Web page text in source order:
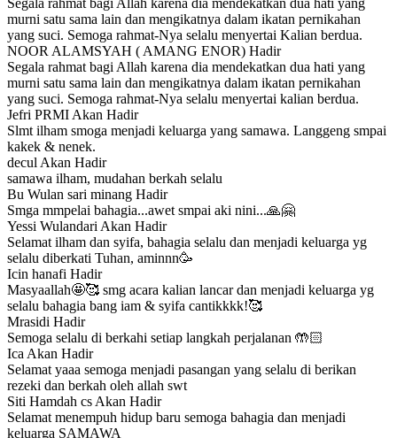
murni satu sama lain dan mengikatnya dalam ikatan pernikahan
yang suci. Semoga rahmat-Nya selalu menyertai Kalian berdua.
NOOR ALAMSYAH ( AMANG ENOR) Hadir
Segala rahmat bagi Allah karena dia mendekatkan dua hati yang
murni satu sama lain dan mengikatnya dalam ikatan pernikahan
yang suci. Semoga rahmat-Nya selalu menyertai kalian berdua.
Jefri PRMI Akan Hadir
Slmt ilham smoga menjadi keluarga yang samawa. Langgeng smpai
kakek & nenek.
decul Akan Hadir
samawa ilham, mudahan berkah selalu
Bu Wulan sari minang Hadir
Smga mmpelai bahagia...awet smpai aki nini...🙏🤗
Yessi Wulandari Akan Hadir
Selamat ilham dan syifa, bahagia selalu dan menjadi keluarga yg
selalu diberkati Tuhan, aminnn🥳
Icin hanafi Hadir
Masyaallah🤩🥰 smg acara kalian lancar dan menjadi keluarga yg
selalu bahagia bang iam & syifa cantikkkk!🥰
Mrasidi Hadir
Semoga selalu di berkahi setiap langkah perjalanan 🤲🏻
Ica Akan Hadir
Selamat yaaa semoga menjadi pasangan yang selalu di berikan
rezeki dan berkah oleh allah swt
Siti Hamdah cs Akan Hadir
Selamat menempuh hidup baru semoga bahagia dan menjadi
keluarga SAMAWA